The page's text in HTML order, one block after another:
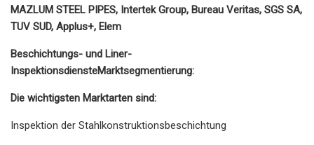
MAZLUM STEEL PIPES, Intertek Group, Bureau Veritas, SGS SA,
TUV SUD, Applus+, Elem
Beschichtungs- und Liner-
InspektionsdiensteMarktsegmentierung:
Die wichtigsten Marktarten sind:
Inspektion der Stahlkonstruktionsbeschichtung